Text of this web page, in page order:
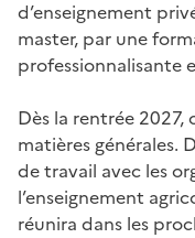
d’enseignement
master, par une
professionnalisante
Dès la rentrée 2027,
matières générales.
de travail avec les
l’enseignement
réunira dans les